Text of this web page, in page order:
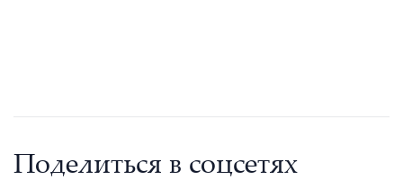
Поделиться в соцсетях